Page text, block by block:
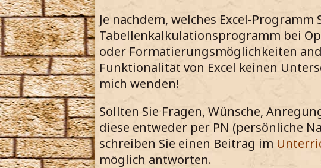
Je nachdem, welches Excel-
Tabellenkalkulationsprogramm bei
oder Formatierungsmöglichkeiten
Funktionalität von Excel keinen
mich wenden!
Sollten Sie Fragen, Wünsche,
diese entweder per PN (persönliche
schreiben Sie einen Beitrag im
möglich antworten.